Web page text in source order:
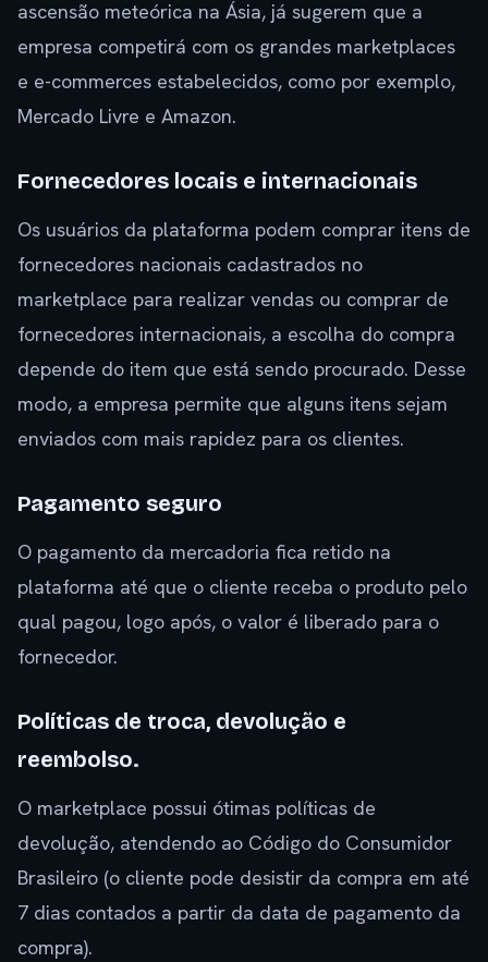
ascensão meteórica na Ásia, já sugerem que a
empresa competirá com os grandes marketplaces
e e-commerces estabelecidos, como por exemplo,
Mercado Livre e Amazon.
Fornecedores locais e internacionais
Os usuários da plataforma podem comprar itens de
fornecedores nacionais cadastrados no
marketplace para realizar vendas ou comprar de
fornecedores internacionais, a escolha do compra
depende do item que está sendo procurado. Desse
modo, a empresa permite que alguns itens sejam
enviados com mais rapidez para os clientes.
Pagamento seguro
O pagamento da mercadoria fica retido na
plataforma até que o cliente receba o produto pelo
qual pagou, logo após, o valor é liberado para o
fornecedor.
Políticas de troca, devolução e
reembolso.
O marketplace possui ótimas políticas de
devolução, atendendo ao Código do Consumidor
Brasileiro (o cliente pode desistir da compra em até
7 dias contados a partir da data de pagamento da
compra).